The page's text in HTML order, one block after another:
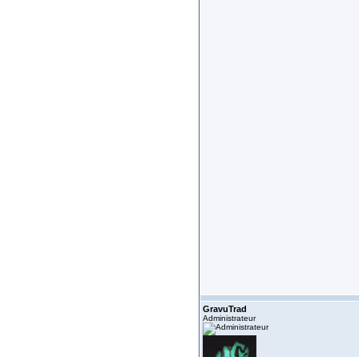
GravuTrad
Administrateur